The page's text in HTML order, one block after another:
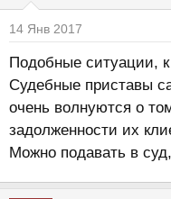
14 Янв 2017
Подобные ситуации,
Судебные приставы
очень волнуются о
задолженности их
Можно подавать в